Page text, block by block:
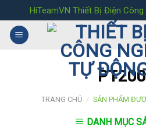
to
content
HiTeamVN Thiết Bị Điện
TRANG CHỦ / SẢN PHẨM
DANH MỤC